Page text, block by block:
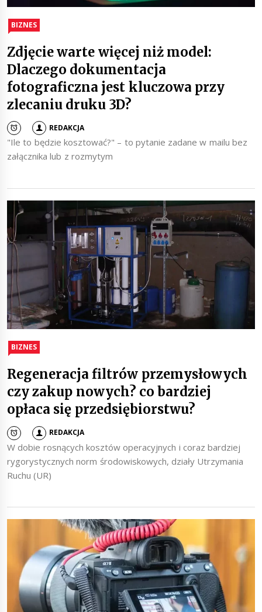
BIZNES
Zdjęcie warte więcej niż model:
Dlaczego dokumentacja
fotograficzna jest kluczowa przy
zlecaniu druku 3D?
REDAKCJA
"Ile to będzie kosztować?" – to pytanie zadane w mailu bez
załącznika lub z rozmytym
BIZNES
Regeneracja filtrów przemysłowych
czy zakup nowych? co bardziej
opłaca się przedsiębiorstwu?
REDAKCJA
W dobie rosnących kosztów operacyjnych i coraz bardziej
rygorystycznych norm środowiskowych, działy Utrzymania
Ruchu (UR)